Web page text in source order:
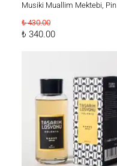
Musiki Muallim Mektebi, Pin
₺ 430.00
₺ 340.00